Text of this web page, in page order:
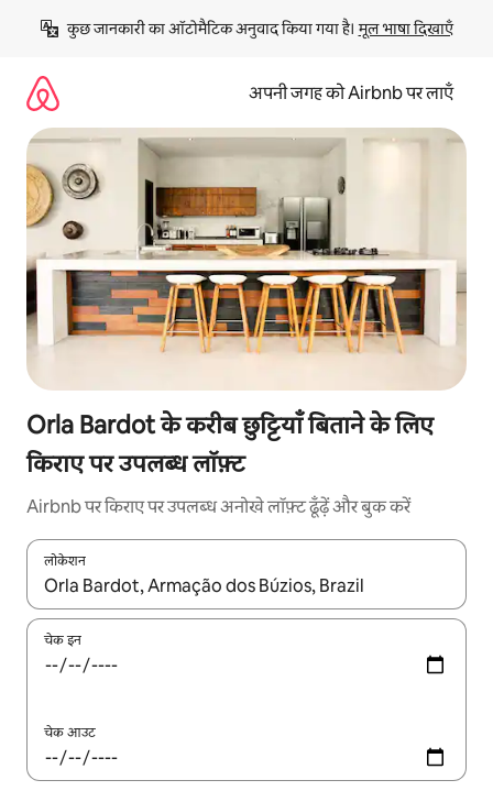
छोड़कर
कॉन्टेंट
कुछ जानकारी का ऑटोमैटिक अनुवाद किया गया है। मूल भाषा दिखाएँ
अपनी जगह को Airbnb पर लाएँ
Orla Bardot के करीब छुट्टियाँ बिताने के लिए
किराए पर उपलब्ध लॉफ़्ट
Airbnb पर किराए पर उपलब्ध अनोखे लॉफ़्ट ढूँढ़ें और बुक करें
लोकेशन
नतीजों के उपलब्ध होने पर, अप और डाउन 'ऐरो की' का इस्तेमाल करके नेविगेट
चेक इन
चेक आउट